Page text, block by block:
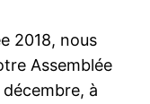
2018, nous
Assemblée
à